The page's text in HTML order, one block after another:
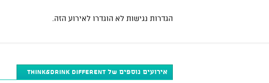
הגדרות נגישות לא הוגדרו לאירוע הזה.
אירועים נוספים של Think&Drink Different